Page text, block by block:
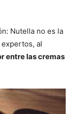
Nutella no es la
al
entre las cremas